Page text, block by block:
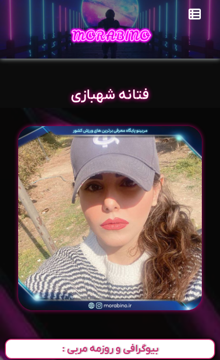
فتانه شهبازی
بیوگرافی و روزمه مربی :